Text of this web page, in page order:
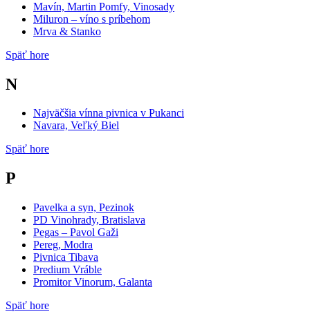
Mavín, Martin Pomfy, Vinosady
Miluron – víno s príbehom
Mrva & Stanko
Späť hore
N
Najväčšia vínna pivnica v Pukanci
Navara, Veľký Biel
Späť hore
P
Pavelka a syn, Pezinok
PD Vinohrady, Bratislava
Pegas – Pavol Gaži
Pereg, Modra
Pivnica Tibava
Predium Vráble
Promitor Vinorum, Galanta
Späť hore